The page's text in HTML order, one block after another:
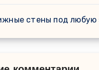
стены под любую